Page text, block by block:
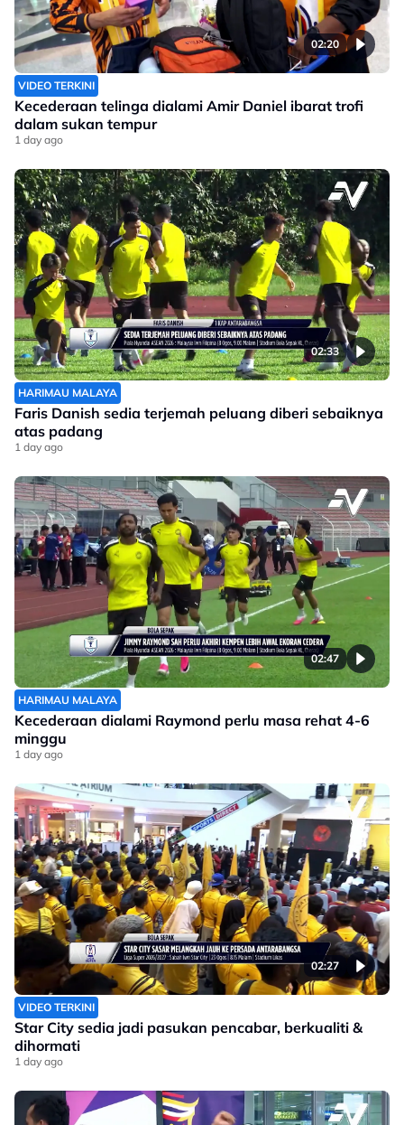
02:20
VIDEO TERKINI
Kecederaan telinga dialami Amir Daniel ibarat trofi
dalam sukan tempur
1 day ago
02:33
HARIMAU MALAYA
Faris Danish sedia terjemah peluang diberi sebaiknya
atas padang
1 day ago
02:47
HARIMAU MALAYA
Kecederaan dialami Raymond perlu masa rehat 4-6
minggu
1 day ago
02:27
VIDEO TERKINI
Star City sedia jadi pasukan pencabar, berkualiti &
dihormati
1 day ago